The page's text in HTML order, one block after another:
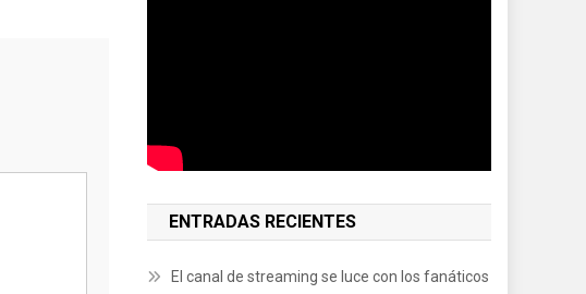
ENTRADAS RECIENTES
El canal de streaming se luce con los fanáticos